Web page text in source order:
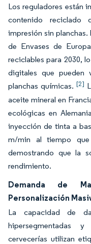
Los reguladores están
contenido reciclado
impresión sin planchas.
de Envases de
reciclables para 2030,
digitales que pueden
planchas químicas. [2]
aceite mineral en
ecológicas en
inyección de tinta a
m/min al tiempo que
demostrando que la
rendimiento.
Demanda de
Personalización
La capacidad de
hipersegmentadas
cervecerías utilizan